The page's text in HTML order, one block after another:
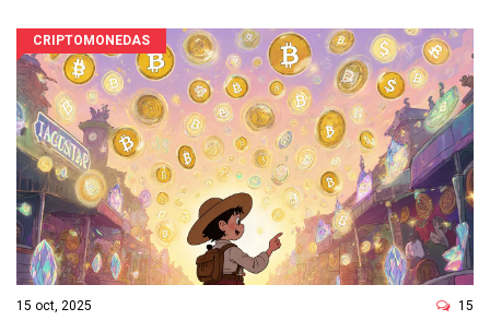
CRIPTOMONEDAS
15 oct, 2025 15